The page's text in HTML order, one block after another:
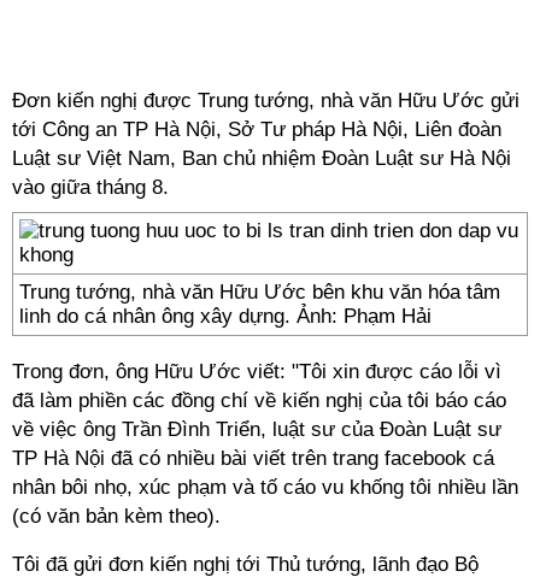
Đơn kiến nghị được Trung tướng, nhà văn Hữu Ước gửi
tới Công an TP Hà Nội, Sở Tư pháp Hà Nội, Liên đoàn
Luật sư Việt Nam, Ban chủ nhiệm Đoàn Luật sư Hà Nội
vào giữa tháng 8.
Trung tướng, nhà văn Hữu Ước bên khu văn hóa tâm
linh do cá nhân ông xây dựng. Ảnh: Phạm Hải
Trong đơn, ông Hữu Ước viết: "Tôi xin được cáo lỗi vì
đã làm phiền các đồng chí về kiến nghị của tôi báo cáo
về việc ông Trần Đình Triển, luật sư của Đoàn Luật sư
TP Hà Nội đã có nhiều bài viết trên trang facebook cá
nhân bôi nhọ, xúc phạm và tố cáo vu khống tôi nhiều lần
(có văn bản kèm theo).
Tôi đã gửi đơn kiến nghị tới Thủ tướng, lãnh đạo Bộ